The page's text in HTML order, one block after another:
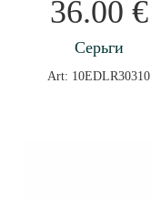
36.00 €
Серьги
Art: 10EDLR30310